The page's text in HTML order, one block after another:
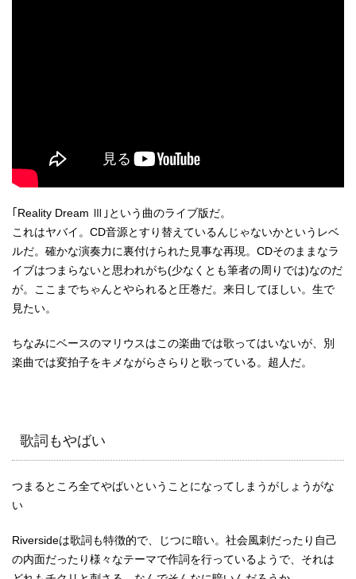
｢Reality Dream Ⅲ｣という曲のライブ版だ。
これはヤバイ。CD音源とすり替えているんじゃないかというレベ
ルだ。確かな演奏力に裏付けられた見事な再現。CDそのままなラ
イブはつまらないと思われがち(少なくとも筆者の周りでは)なのだ
が。ここまでちゃんとやられると圧巻だ。来日してほしい。生で
見たい。
ちなみにベースのマリウスはこの楽曲では歌ってはいないが、別
楽曲では変拍子をキメながらさらりと歌っている。超人だ。
歌詞もやばい
つまるところ全てやばいということになってしまうがしょうがな
い
Riversideは歌詞も特徴的で、じつに暗い。社会風刺だったり自己
の内面だったり様々なテーマで作詞を行っているようで、それは